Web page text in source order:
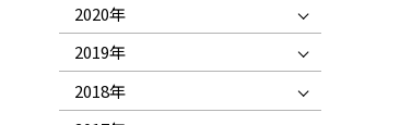
2020年
2019年
2018年